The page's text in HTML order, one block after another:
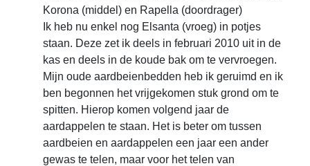
Korona (middel) en Rapella (doordrager)
Ik heb nu enkel nog Elsanta (vroeg) in potjes
staan. Deze zet ik deels in februari 2010 uit in de
kas en deels in de koude bak om te vervroegen.
Mijn oude aardbeienbedden heb ik geruimd en ik
ben begonnen het vrijgekomen stuk grond om te
spitten. Hierop komen volgend jaar de
aardappelen te staan. Het is beter om tussen
aardbeien en aardappelen een jaar een ander
gewas te telen, maar voor het telen van